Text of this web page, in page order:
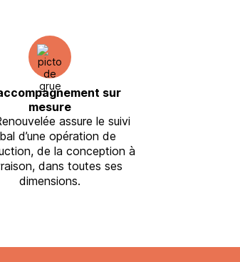
sur
mesure
assure le suivi
d’une opération de
de la conception à
dans toutes ses
dimensions.